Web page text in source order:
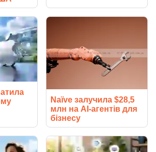
Naïve залучила $28,5
млн на AI-агентів для
бізнесу